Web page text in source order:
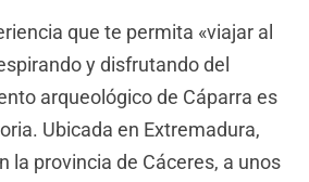
que te permita «viajar al
y disfrutando del
arqueológico de Cáparra es
Ubicada en Extremadura,
la provincia de Cáceres, a unos